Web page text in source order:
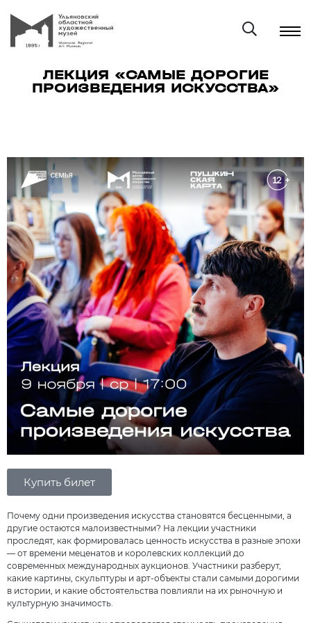
ЛЕКЦИЯ «САМЫЕ ДОРОГИЕ
ПРОИЗВЕДЕНИЯ ИСКУССТВА»
Купить билет
Почему одни произведения искусства становятся бесценными, а
другие остаются малоизвестными? На лекции участники
проследят, как формировалась ценность искусства в разные эпохи
— от времени меценатов и королевских коллекций до
современных международных аукционов. Участники разберут,
какие картины, скульптуры и арт-объекты стали самыми дорогими
в истории, и какие обстоятельства повлияли на их рыночную и
культурную значимость.